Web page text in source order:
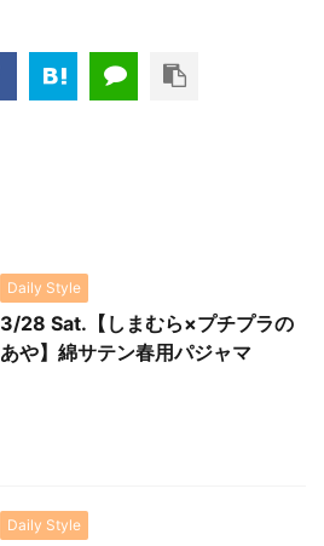
Daily Style
3/28 Sat.【しまむら×プチプラの
あや】綿サテン春用パジャマ
Daily Style